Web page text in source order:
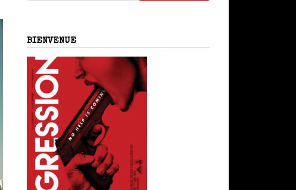
BIENVENUE